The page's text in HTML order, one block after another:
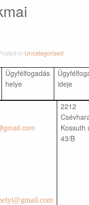
Posted in Uncategorised
Ügyfélfogadás
helye
ideje
2212
Kossuth
43/B